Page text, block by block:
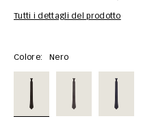
Tutti i dettagli del prodotto
Colore: Nero